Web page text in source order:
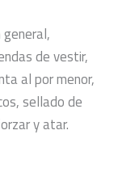
de vestir,
al por menor,
sellado de
y atar.